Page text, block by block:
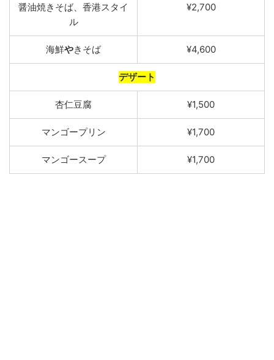
醤油焼きそば、 香港ス タイ
ル
¥2,700
海鮮やきそば ¥4,600
デザート
杏仁豆腐 ¥1,500
マンゴープリン ¥1,700
マンゴースープ ¥1,700